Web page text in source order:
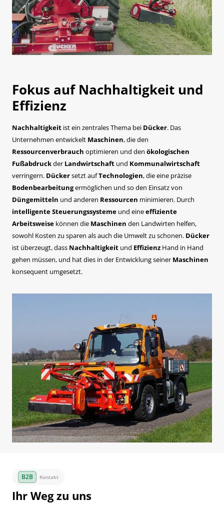
Fokus auf Nachhaltigkeit und
Effizienz
Nachhaltigkeit ist ein zentrales Thema bei Dücker. Das
Unternehmen entwickelt Maschinen, die den
Ressourcenverbrauch optimieren und den ökologischen
Fußabdruckder Landwirtschaft und Kommunalwirtschaft
verringern. Dückersetzt aufTechnologien, die eine präzise
Bodenbearbeitungermöglichen und so den Einsatz von
Düngemitteln und anderen Ressourcen minimieren. Durch
intelligente Steuerungssysteme und eineeffiziente
Arbeitsweise können die Maschinen den Landwirten helfen,
sowohl Kosten zu sparen als auch die Umwelt zu schonen. Dücker
ist überzeugt, dass Nachhaltigkeit und Effizienz Hand in Hand
gehen müssen, und hat dies in der Entwicklung seiner Maschinen
konsequent umgesetzt.
Kontakt
Ihr Weg zu uns